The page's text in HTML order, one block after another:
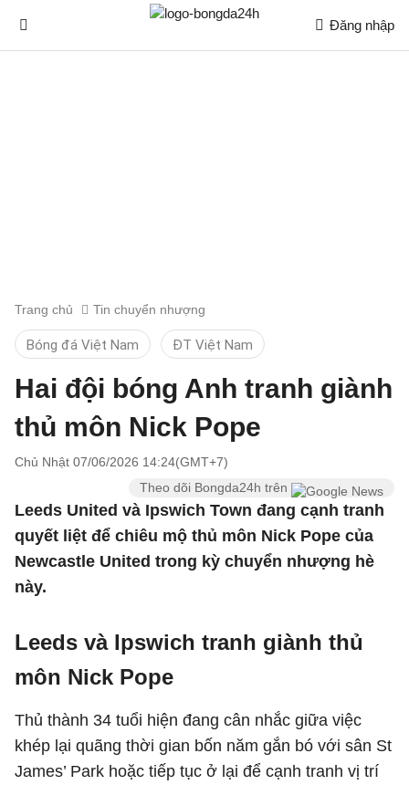
Đăng nhập
Trang chủ Tin chuyển nhượng
Bóng đá Việt Nam ĐT Việt Nam
Hai đội bóng Anh tranh giành
thủ môn Nick Pope
Chủ Nhật 07/06/2026 14:24(GMT+7)
Theo dõi Bongda24h trên
Leeds United và Ipswich Town đang cạnh tranh
quyết liệt để chiêu mộ thủ môn Nick Pope của
Newcastle United trong kỳ chuyển nhượng hè
này.
Leeds và Ipswich tranh giành thủ
môn Nick Pope
Thủ thành 34 tuổi hiện đang cân nhắc giữa việc
khép lại quãng thời gian bốn năm gắn bó với sân St
James’ Park hoặc tiếp tục ở lại để cạnh tranh vị trí